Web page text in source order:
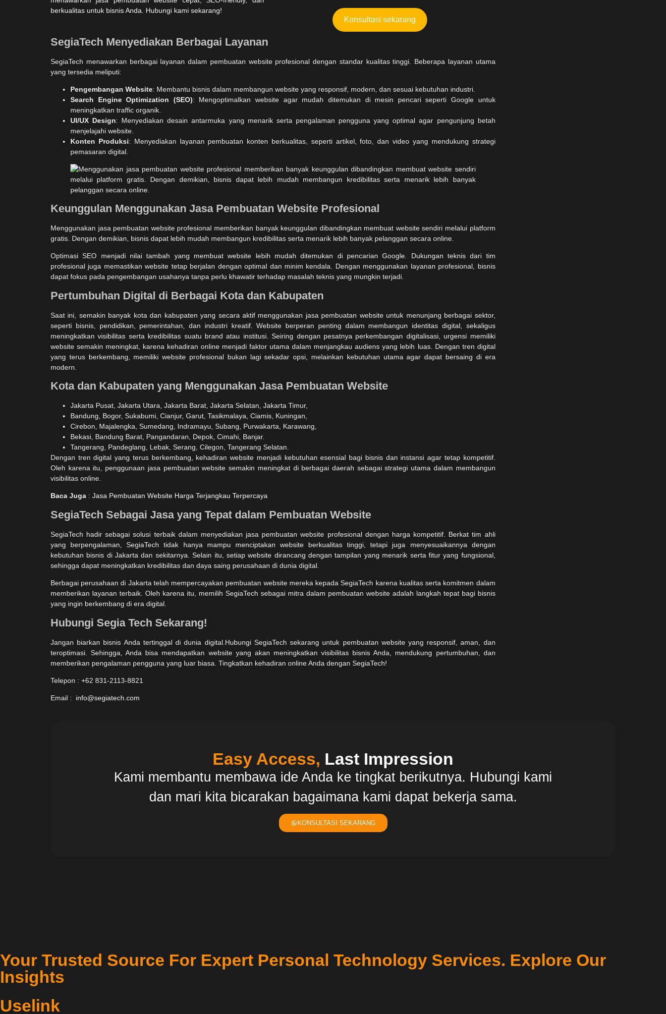
Konsultasi sekarang
SegiaTech Menyediakan Berbagai Layanan
SegiaTech menawarkan berbagai layanan dalam pembuatan website profesional dengan standar kualitas tinggi. Beberapa layanan utama
yang tersedia meliputi:
Pengembangan Website: Membantu bisnis dalam membangun website yang responsif, modern, dan sesuai kebutuhan industri.
Search Engine Optimization (SEO): Mengoptimalkan website agar mudah ditemukan di mesin pencari seperti Google untuk
meningkatkan traffic organik.
UI/UX Design: Menyediakan desain antarmuka yang menarik serta pengalaman pengguna yang optimal agar pengunjung betah
menjelajahi website.
Konten Produksi: Menyediakan layanan pembuatan konten berkualitas, seperti artikel, foto, dan video yang mendukung strategi
pemasaran digital.
Keunggulan Menggunakan Jasa Pembuatan Website Profesional
Menggunakan jasa pembuatan website profesional memberikan banyak keunggulan dibandingkan membuat website sendiri melalui platform
gratis. Dengan demikian, bisnis dapat lebih mudah membangun kredibilitas serta menarik lebih banyak pelanggan secara online.
Optimasi SEO menjadi nilai tambah yang membuat website lebih mudah ditemukan di pencarian Google. Dukungan teknis dari tim
profesional juga memastikan website tetap berjalan dengan optimal dan minim kendala. Dengan menggunakan layanan profesional, bisnis
dapat fokus pada pengembangan usahanya tanpa perlu khawatir terhadap masalah teknis yang mungkin terjadi.
Pertumbuhan Digital di Berbagai Kota dan Kabupaten
Saat ini, semakin banyak kota dan kabupaten yang secara aktif menggunakan jasa pembuatan website untuk menunjang berbagai sektor,
seperti bisnis, pendidikan, pemerintahan, dan industri kreatif. Website berperan penting dalam membangun identitas digital, sekaligus
meningkatkan visibilitas serta kredibilitas suatu brand atau institusi. Seiring dengan pesatnya perkembangan digitalisasi, urgensi memiliki
website semakin meningkat, karena kehadiran online menjadi faktor utama dalam menjangkau audiens yang lebih luas. Dengan tren digital
yang terus berkembang, memiliki website profesional bukan lagi sekadar opsi, melainkan kebutuhan utama agar dapat bersaing di era
modern.
Kota dan Kabupaten yang Menggunakan Jasa Pembuatan Website
Jakarta Pusat, Jakarta Utara, Jakarta Barat, Jakarta Selatan, Jakarta Timur,
Bandung, Bogor, Sukabumi, Cianjur, Garut, Tasikmalaya, Ciamis, Kuningan,
Cirebon, Majalengka, Sumedang, Indramayu, Subang, Purwakarta, Karawang,
Bekasi, Bandung Barat, Pangandaran, Depok, Cimahi, Banjar.
Tangerang, Pandeglang, Lebak, Serang, Cilegon, Tangerang Selatan.
Dengan tren digital yang terus berkembang, kehadiran website menjadi kebutuhan esensial bagi bisnis dan instansi agar tetap kompetitif.
Oleh karena itu, penggunaan jasa pembuatan website semakin meningkat di berbagai daerah sebagai strategi utama dalam membangun
visibilitas online.
Baca Juga : Jasa Pembuatan Website Harga Terjangkau Terpercaya
SegiaTech Sebagai Jasa yang Tepat dalam Pembuatan Website
SegiaTech hadir sebagai solusi terbaik dalam menyediakan jasa pembuatan website profesional dengan harga kompetitif. Berkat tim ahli
yang berpengalaman, SegiaTech tidak hanya mampu menciptakan website berkualitas tinggi, tetapi juga menyesuaikannya dengan
kebutuhan bisnis di Jakarta dan sekitarnya. Selain itu, setiap website dirancang dengan tampilan yang menarik serta fitur yang fungsional,
sehingga dapat meningkatkan kredibilitas dan daya saing perusahaan di dunia digital.
Berbagai perusahaan di Jakarta telah mempercayakan pembuatan website mereka kepada SegiaTech karena kualitas serta komitmen dalam
memberikan layanan terbaik. Oleh karena itu, memilih SegiaTech sebagai mitra dalam pembuatan website adalah langkah tepat bagi bisnis
yang ingin berkembang di era digital.
Hubungi Segia Tech Sekarang!
Jangan biarkan bisnis Anda tertinggal di dunia digital.Hubungi SegiaTech sekarang untuk pembuatan website yang responsif, aman, dan
teroptimasi. Sehingga, Anda bisa mendapatkan website yang akan meningkatkan visibilitas bisnis Anda, mendukung pertumbuhan, dan
memberikan pengalaman pengguna yang luar biasa. Tingkatkan kehadiran online Anda dengan SegiaTech!
Telepon : +62 831-2113-8821
Email : info@segiatech.com
Easy Access, Last Impression
Kami membantu membawa ide Anda ke tingkat berikutnya. Hubungi kami
dan mari kita bicarakan bagaimana kami dapat bekerja sama.
KONSULTASI SEKARANG
Your Trusted Source For Expert Personal Technology Services. Explore Our
Insights
Uselink